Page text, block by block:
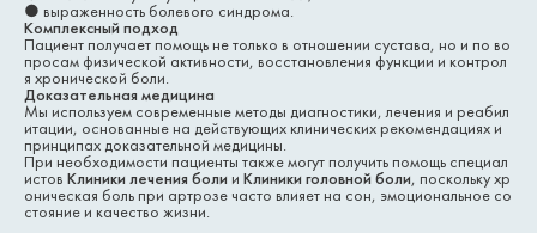
● выраженность болевого синдрома.
Комплексный подход
Пациент получает помощь не только в отношении сустава, но и по во
просам физической активности, восстановления функции и контрол
я хронической боли.
Доказательная медицина
Мы используем современные методы диагностики, лечения и реабил
итации, основанные на действующих клинических рекомендациях и
принципах доказательной медицины.
При необходимости пациенты также могут получить помощь специал
истов Клиники лечения боли и Клиники головной боли, поскольку хр
оническая боль при артрозе часто влияет на сон, эмоциональное со
стояние и качество жизни.